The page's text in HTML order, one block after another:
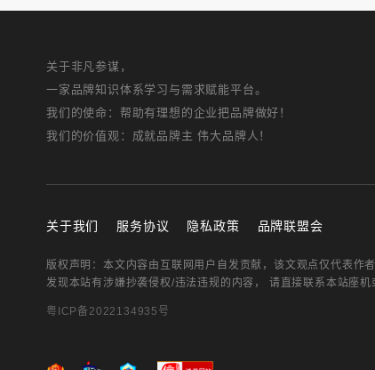
关于非凡参谋，
一家品牌知识体系学习与需求赋能平台。
我们的使命：帮助有理想的企业把品牌做好！
我们的价值观：成就品牌主 伟大品牌人！
关于我们 服务协议 隐私政策 品牌联盟会
版权声明：本文内容由互联网用户自发贡献，该文观点仅代表作
发现本站有涉嫌抄袭侵权/违法违规的内容， 请直接联系本站座机
粤ICP备2022134935号